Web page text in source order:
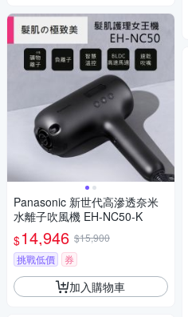
Panasonic 新世代高滲透奈米
水離子吹風機 EH-NC50-K
$14,946 $15,900
挑戰低價
券
加入購物車